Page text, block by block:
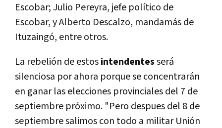
Escobar; Julio Pereyra, jefe político de
Escobar, y Alberto Descalzo, mandamás de
Ituzaingó, entre otros.
La rebelión de estosintendentesserá
silenciosa por ahora porque se concentrarán
en ganar las elecciones provinciales del 7 de
septiembre próximo. "Pero despues del 8 de
septiembre salimos con todo a militar Unión